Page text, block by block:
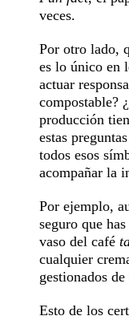
veces.
Por otro lado,
es lo único en
actuar
compostable?
producción
estas
todos esos
acompañar la
Por ejemplo,
seguro que
vaso del café
cualquier
gestionados
Esto de los